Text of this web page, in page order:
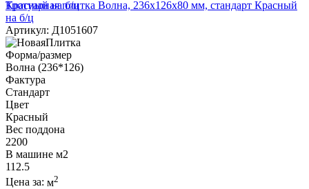
Тротуарная плитка Волна, 236х126х80 мм, стандарт Красный
на б/ц
Артикул: Д1051607
Форма/размер
Волна (236*126)
Фактура
Стандарт
Цвет
Красный
Вес поддона
2200
В машине м2
112.5
Цена за: м2